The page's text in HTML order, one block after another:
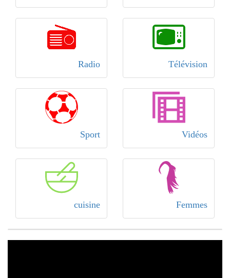
Télévision
Radio
Vidéos
Sport
Femmes
cuisine